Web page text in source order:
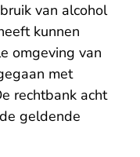
van alcohol
kunnen
omgeving van
met
rechtbank acht
geldende